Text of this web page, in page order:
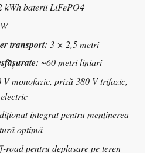
kWh baterii LiFePO4
transport: 3 × 2,5 metri
~60 metri liniari
V monofazic, priză 380 V trifazic,
integrat pentru menținerea
optimă
road pentru deplasare pe teren